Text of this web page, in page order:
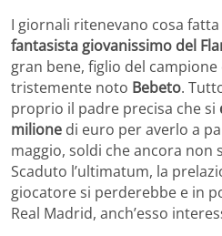
I giornali ritenevano cosa fatta
fantasista giovanissimo del
gran bene, figlio del
tristemente noto Bebeto.
proprio il padre precisa che si
milione di euro per averlo a
maggio, soldi che ancora non
Scaduto l’ultimatum, la
giocatore si perderebbe e in
Real Madrid, anch’esso